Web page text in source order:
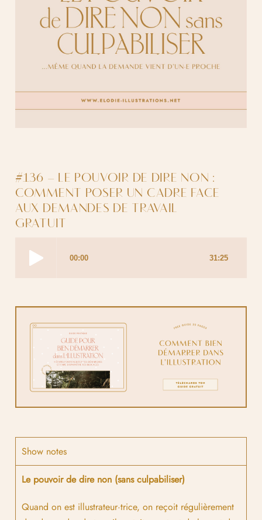
#136 – LE POUVOIR DE DIRE NON :
COMMENT POSER UN CADRE FACE
AUX DEMANDES DE TRAVAIL
GRATUIT
Show notes
Le pouvoir de dire non (sans culpabiliser)
Quand on est illustrateur·trice, on reçoit régulièrement